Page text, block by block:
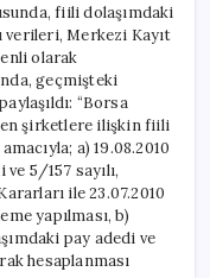
fiili dolaşımdaki
verileri, Merkezi Kayıt
olarak
geçmişteki
“Borsa
şirketlere ilişkin fiili
a) 19.08.2010
5/157 sayılı,
ile 23.07.2010
yapılması, b)
pay adedi ve
hesaplanması